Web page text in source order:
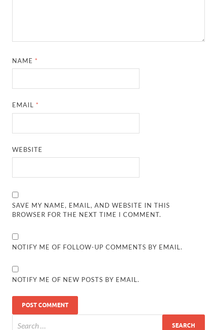
NAME *
EMAIL *
WEBSITE
SAVE MY NAME, EMAIL, AND WEBSITE IN THIS
BROWSER FOR THE NEXT TIME I COMMENT.
NOTIFY ME OF FOLLOW-UP COMMENTS BY EMAIL.
NOTIFY ME OF NEW POSTS BY EMAIL.